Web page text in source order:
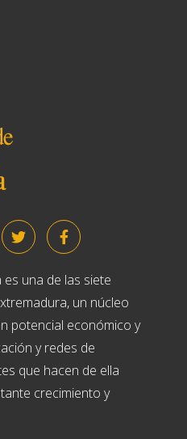
es una de las siete
un núcleo
potencial económico y
y redes de
que hacen de ella
crecimiento y